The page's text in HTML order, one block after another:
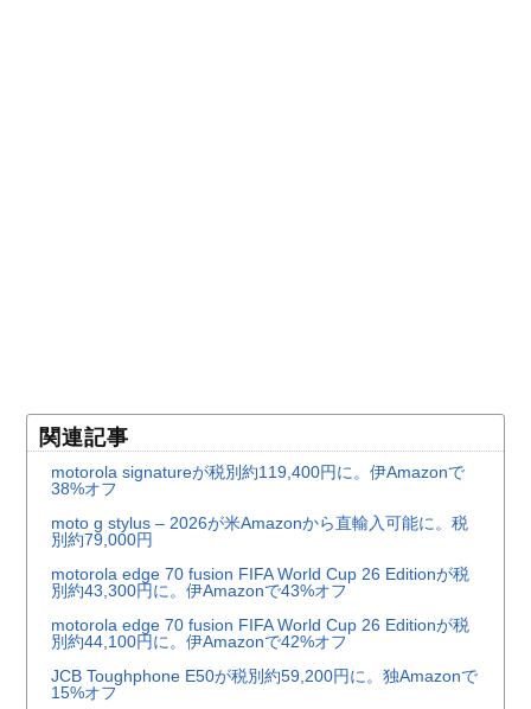
関連記事
motorola signatureが税別約119,400円に。伊Amazonで
38%オフ
moto g stylus – 2026が米Amazonから直輸入可能に。税
別約79,000円
motorola edge 70 fusion FIFA World Cup 26 Editionが税
別約43,300円に。伊Amazonで43%オフ
motorola edge 70 fusion FIFA World Cup 26 Editionが税
別約44,100円に。伊Amazonで42%オフ
JCB Toughphone E50が税別約59,200円に。独Amazonで
15%オフ